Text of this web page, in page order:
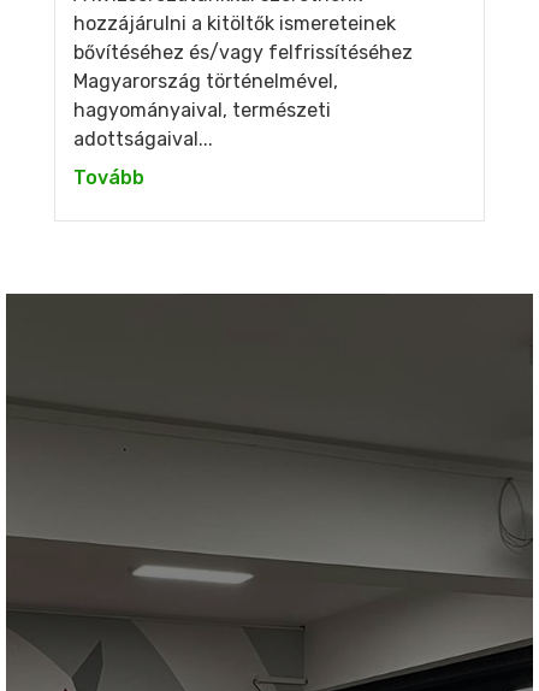
hozzájárulni a kitöltők ismereteinek
bővítéséhez és/vagy felfrissítéséhez
Magyarország történelmével,
hagyományaival, természeti
adottságaival...
Tovább